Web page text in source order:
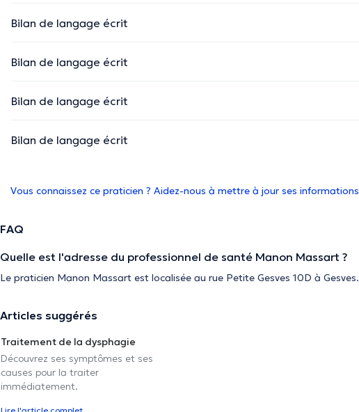
Bilan de langage écrit
Bilan de langage écrit
Bilan de langage écrit
Bilan de langage écrit
Vous connaissez ce praticien ? Aidez-nous à mettre à jour ses informations
FAQ
Quelle est l'adresse du professionnel de santé Manon Massart ?
Le praticien Manon Massart est localisée au rue Petite Gesves 10D à Gesves.
Articles suggérés
Traitement de la dysphagie
Découvrez ses symptômes et ses
causes pour la traiter
immédiatement.